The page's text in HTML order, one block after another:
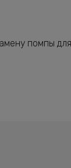
помпы